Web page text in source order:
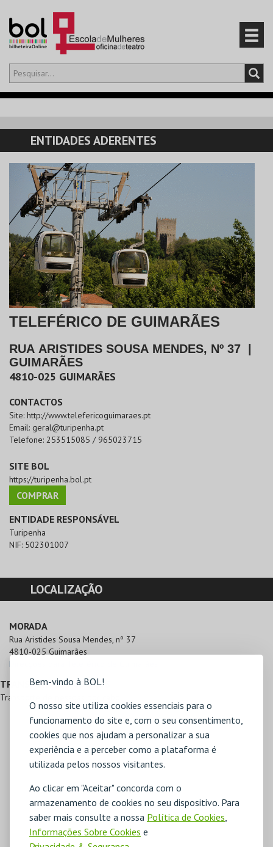
Bem-vindo à BOL!
O nosso site utiliza cookies essenciais para o
funcionamento do site e, com o seu consentimento,
cookies que nos ajudam a personalizar a sua
experiência e a perceber como a plataforma é
utilizada pelos nossos visitantes.
Ao clicar em "Aceitar" concorda com o
armazenamento de cookies no seu dispositivo. Para
saber mais consulte a nossa Política de Cookies,
Informações Sobre Cookies e
Olá,iniciar sessão
CARRINHO
EVENTOS
CARTÕES
PRODUTOS
ENTIDADES ADERENTES
TELEFÉRICO DE GUIMARÃES
RUA ARISTIDES SOUSA MENDES, Nº 37
GUIMARÃES
4810-025 GUIMARÃES
CONTACTOS
Site: http://www.telefericoguimaraes.pt
Email: geral@turipenha.pt
Telefone: 253515085 / 965023715
SITE BOL
https://turipenha.bol.pt
COMPRAR
ENTIDADE RESPONSÁVEL
Turipenha
NIF: 502301007
LOCALIZAÇÃO
MORADA
Rua Aristides Sousa Mendes, nº 37
4810-025 Guimarães
Direcções para Teleférico de Guimarães
TRANSPORTES PÚBLICOS
Transporte de pessoas por cabo.